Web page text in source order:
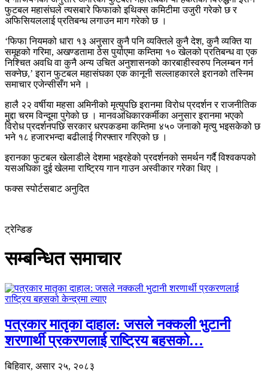
फुटबल महासंघले त्यसबारे फिफाको इथिक्स कमिटीमा उजुरी गरेको छ र
अफिसियललाई प्रतिबन्ध लगाउन माग गरेको छ ।
‘फिफा नियमको धारा १३ अनुसार कुनै पनि व्यक्तिले कुनै देश, कुनै व्यक्ति या
समूहको गरिमा, अखण्डतामा ठेस पुर्याएमा कम्तिमा १० खेलको प्रतिबन्ध वा एक
निश्चित अवधि वा कुनै अन्य उचित अनुशासनको कारबाहीस्वरुप निलम्बन गर्न
सक्नेछ,’ इरान फुटबल महासंघका एक कानूनी सल्लाहकारले इरानको तस्निम
समाचार एजेन्सीसँग भने ।
हालै २२ वर्षीया महसा अमिनीको मृत्युपछि इरानमा विरोध प्रदर्शन र राजनीतिक
मुद्दा चरम विन्दूमा पुगेको छ । मानवअधिकारकर्मीका अनुसार इरानमा भएको
विरोध प्रदर्शनपछि सरकार धरपकडमा कम्तिमा ४५० जनाको मृत्यु भइसकेको छ
भने १८ हजारभन्दा बढीलाई गिरफ्तार गरिएको छ ।
इरानका फुटबल खेलाडीले देशमा भइरहेको प्रदर्शनको समर्थन गर्दै विश्वकपको
यसअघिका दुई खेलमा राष्ट्रिय गान गाउन अस्वीकार गरेका थिए ।
फक्स स्पोर्टसबाट अनुदित
ट्रेन्डिङ
सम्बन्धित समाचार
पत्रकार मातृका दाहाल: जसले नक्कली भुटानी
शरणार्थी प्रकरणलाई राष्ट्रिय बहसको…
बिहिवार, असार २५, २०८३